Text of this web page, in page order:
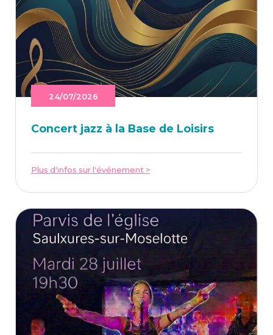
24/07/2026
Concert jazz à la Base de Loisirs
Plus d'infos sur l'événement >